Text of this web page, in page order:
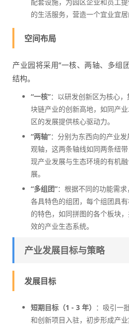
的生活服务，营造一个宜业宜居
空间布局
产业园将采用“一核、两轴、多组
结构。
“一核”：以研发创新区为核心
块链产业的创新高地，如同产
区的发展提供核心驱动力。
“两轴”：分别为东西向的产业
观轴，这两条轴线如同两条纽
现产业发展与生态环境的有机
展。
“多组团”：根据不同的功能需
各具特色的组团，每个组团具
的特色，如同拼图的各个板块
效的产业生态系统。
产业发展目标与策略
发展目标
短期目标（1 - 3 年） ：吸引一
和创新项目入驻，初步形成产